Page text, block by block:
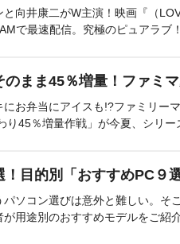
と向井康二がW主演！映画『（
で最速配信。究極のピュアラブ！
のまま45％増量！ファミ
にお弁当にアイスも!?ファミリー
り45％増量作戦」が今夏、シリー
！目的別「おすすめPC９
パソコン選びは意外と難しい。そ
用途別のおすすめモデルをご紹介